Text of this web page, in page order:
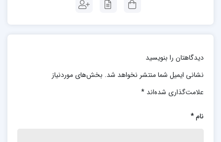
دیدگاهتان را بنویسید
نشانی ایمیل شما منتشر نخواهد شد. بخش‌های موردنیاز
علامت‌گذاری شده‌اند *
نام*